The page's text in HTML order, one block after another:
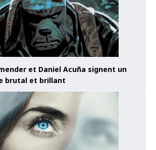
et Daniel Acuña signent un
brutal et brillant